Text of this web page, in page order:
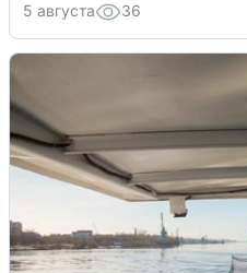
5 августа 36